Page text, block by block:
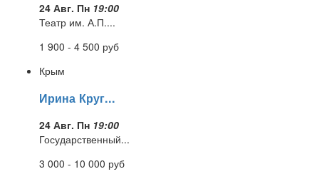
24 Авг. Пн 19:00
Театр им. А.П....
1 900 - 4 500 руб
Крым
Ирина Круг...
24 Авг. Пн 19:00
Государственный...
3 000 - 10 000 руб